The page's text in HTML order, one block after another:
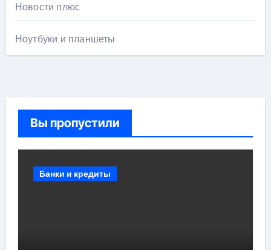
Новости плюс
Ноутбуки и планшеты
Вы пропустили
Банки и кредиты